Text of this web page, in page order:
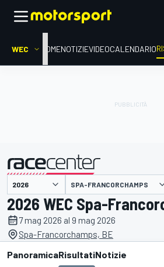
WEC HOMENOTIZIEVIDEOCALENDARIO
presentato da SPA-FRANCORCHAMPS
2026 WEC Spa-
7 mag 2026 al 9 mag 2026
Spa-Francorchamps, BE
PanoramicaRisultatiNotizie